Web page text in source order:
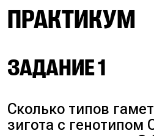
ПРАКТИКУМ
ЗАДАНИЕ 1
Сколько типов
зигота с генотипом